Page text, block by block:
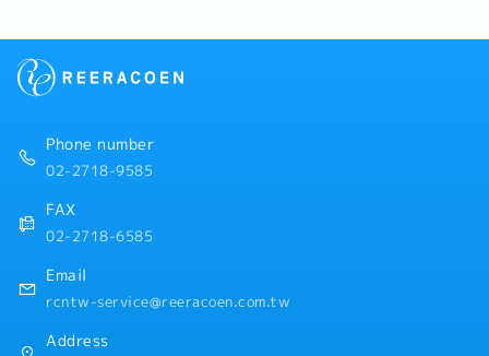
【公司福利】
・年終獎金：平均約2個月
・三節禮金
・久任獎勵
・部門聚餐、春酒
・證照考試費用及合格獎金
・進修補助
Phone number
02-2718-9585
FAX
02-2718-6585
Email
rcntw-service@reeracoen.com.tw
Address